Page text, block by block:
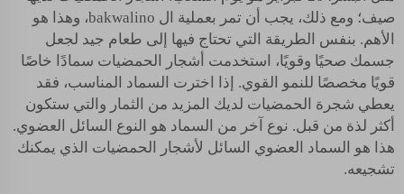
صيف؛ ومع ذلك، يجب أن تمر بعملية ال bakwalino، وهذا هو
الأهم. بنفس الطريقة التي تحتاج فيها إلى طعام جيد لجعل
جسمك صحيًا وقويًا، استخدمت أشجار الحمضيات سمادًا خاصًا
قويًا مخصصًا للنمو القوي. إذا اخترت السماد المناسب، فقد
يعطي شجرة الحمضيات لديك المزيد من الثمار والتي ستكون
أكثر لذة من قبل. نوع آخر من السماد هو النوع السائل العضوي.
هذا هو السماد العضوي السائل لأشجار الحمضيات الذي يمكنك
تشجيعه.